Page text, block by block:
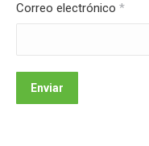
Correo electrónico *